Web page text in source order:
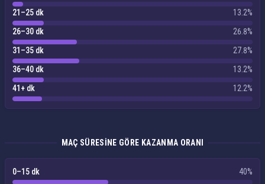
21–25 dk
13.2%
26–30 dk
26.8%
31–35 dk
27.8%
36–40 dk
13.2%
41+ dk
12.2%
MAÇ SÜRESINE GÖRE KAZANMA ORANI
0–15 dk
40%